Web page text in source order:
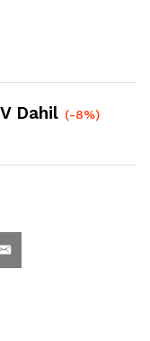
Dahil (-8%)